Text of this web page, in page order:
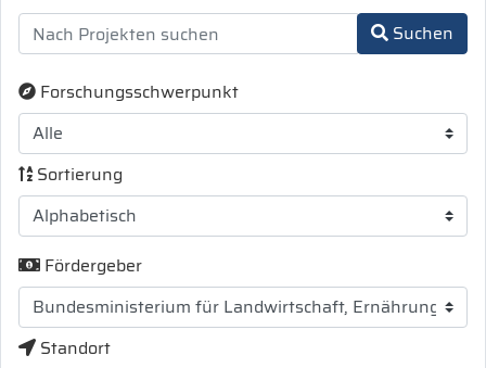
Suchen
Forschungsschwerpunkt
Sortierung
Fördergeber
Standort